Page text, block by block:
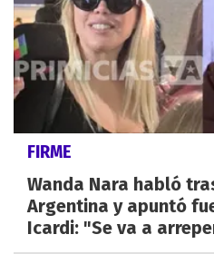
FIRME
Wanda Nara habló
Argentina y apuntó
Icardi: "Se va a